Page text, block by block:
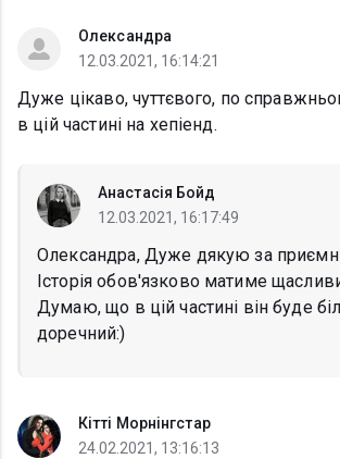
Олександра
12.03.2021, 16:14:21
Дуже цікаво, чуттєвого, по
в цій частині на хепіенд.
Анастасія Бойд
12.03.2021, 16:17:49
Олександра, Дуже дякую за
Історія обов'язково матиме
Думаю, що в цій частині він буде
доречний:)
Кітті Морнінгстар
24.02.2021, 13:16:13